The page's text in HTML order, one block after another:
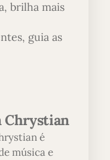
brilha mais
guia as
Chrystian
é
música e